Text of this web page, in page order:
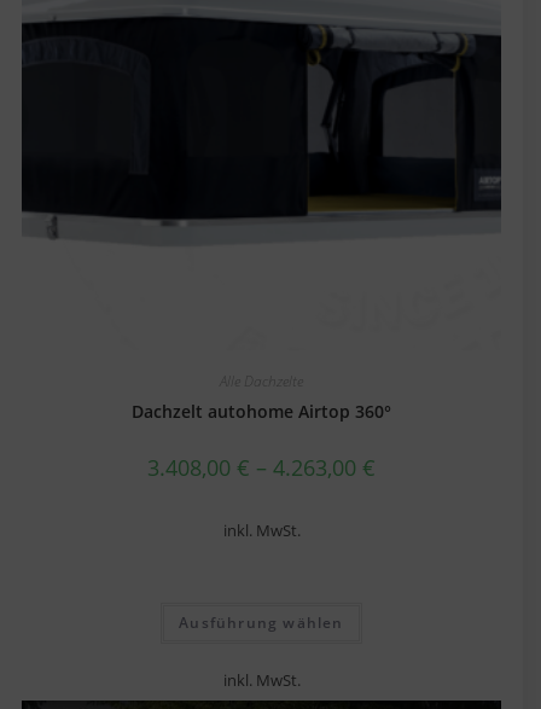
Alle Dachzelte
Dachzelt autohome Airtop 360°
3.408,00 € – 4.263,00 €
inkl. MwSt.
Ausführung wählen
inkl. MwSt.